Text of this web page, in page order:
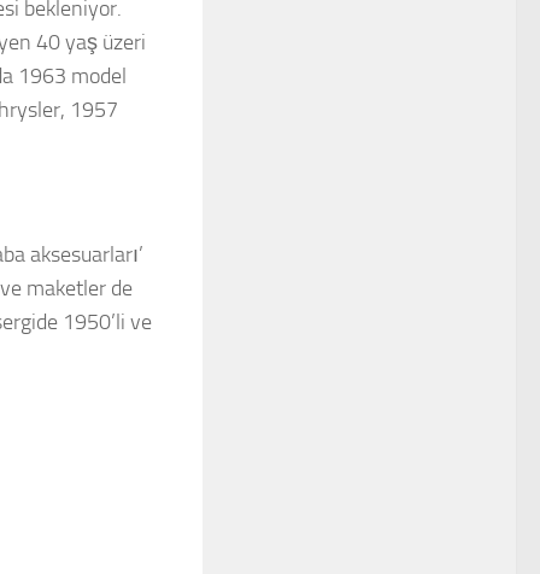
bekleniyor.
40 yaş üzeri
1963 model
1957
aksesuarları’
maketler de
1950’li ve